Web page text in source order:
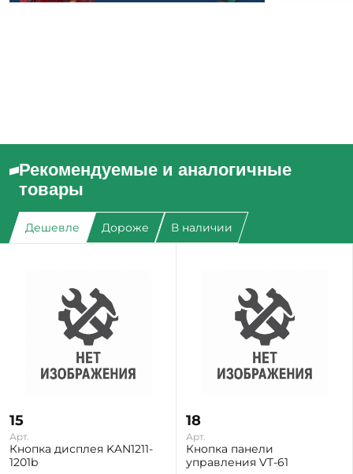
Рекомендуемые и аналогичные
товары
Дешевле Дороже В наличии
15
Арт.
Кнопка дисплея KAN1211-
1201b
18
Арт.
Кнопка панели
управления VT-61